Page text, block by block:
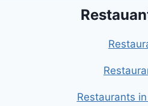
Restaurants